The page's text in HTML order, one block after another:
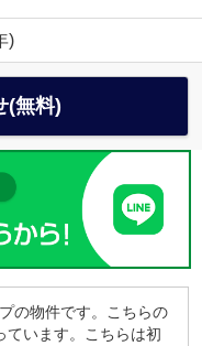
)
(無料)
の物件です。こちらの
ています。こちらは初